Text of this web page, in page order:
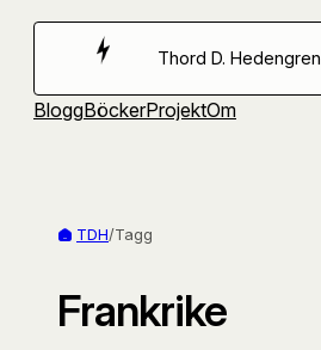
Hoppa
Thord D. Hedengren
BloggBöckerProjektOm
TDH/Tagg
Frankrike